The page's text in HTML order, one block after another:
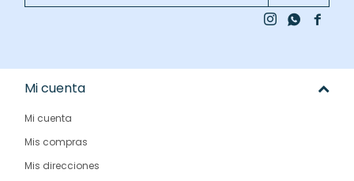

 
Mi cuenta
Mi cuenta
Mis compras
Mis direcciones